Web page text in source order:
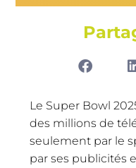
Le Super Bowl
des millions de
seulement par le
par ses publicités